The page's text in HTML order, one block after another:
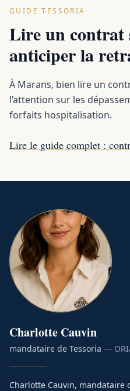
GUIDE TESSORIA
Lire un contrat
anticiper la
À Marans, bien lire un
l’attention sur les
forfaits hospitalisation.
Lire le guide complet :
Charlotte Cauvin
mandataire de Tessoria —
Charlotte Cauvin, mandataire